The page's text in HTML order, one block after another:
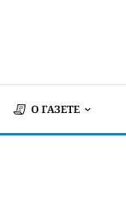
О ГАЗЕТЕ